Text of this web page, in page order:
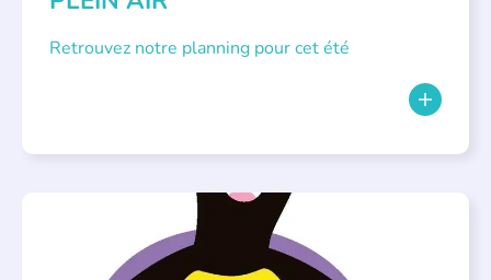
Retrouvez notre planning pour cet été